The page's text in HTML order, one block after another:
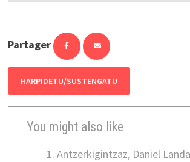
Partager
HARPIDETU/SUSTENGATU
You might also like
Antzerkigintzaz, Daniel